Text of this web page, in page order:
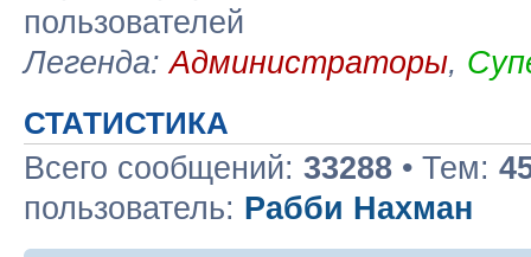
пользователей
Легенда:Администраторы,
СТАТИСТИКА
Всего сообщений: 33288 • Тем:
пользователь: Рабби Нахман